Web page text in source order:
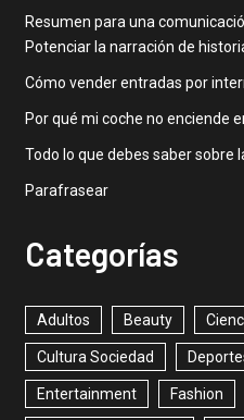
Resumen para una
Potenciar la narración de
Cómo vender entradas por
Por qué mi coche no enciende
Todo lo que debes saber sobre
Parafrasear
Categorías
Adultos Beauty
Cultura Sociedad
Entertainment Fashion